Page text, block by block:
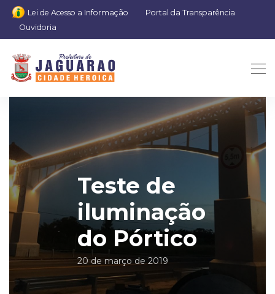
Lei de Acesso a Informação
Portal da Transparência
Ouvidoria
Teste de
iluminação
do Pórtico
20 de março de 2019